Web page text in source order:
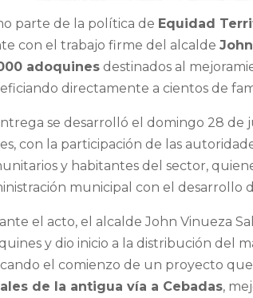
parte de la política de Equidad
con el trabajo firme del alcalde
adoquines destinados al
directamente a cientos de
se desarrolló el domingo 28
con la participación de las
y habitantes del sector,
municipal con el desarrollo
el acto, el alcalde John Vinueza
y dio inicio a la distribución del
el comienzo de un proyecto
de la antigua vía a Cebadas,